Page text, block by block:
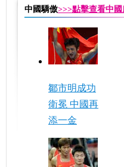
中國驕傲>>>點擊查看中
鄒市明成功
衛冕 中國再
添一金